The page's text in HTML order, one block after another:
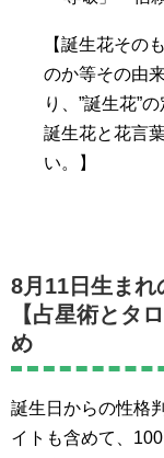
【誕生花その
のか等その由
り、”誕生花”
誕生花と花言
い。】
8月11日生まれ
【占星術とタ
め
誕生日からの性格
イトも含めて、